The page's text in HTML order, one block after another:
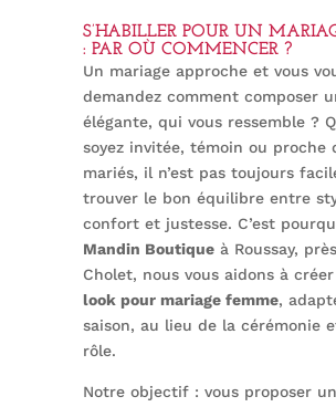
S’HABILLER POUR UN
: PAR OÙ COMMENCER ?
Un mariage approche et vous
demandez comment composer
élégante, qui vous ressemble ?
soyez invitée, témoin ou proche
mariés, il n’est pas toujours
trouver le bon équilibre entre
confort et justesse. C’est
Mandin Boutiqueà Roussay,
Cholet, nous vous aidons à
look pour mariage femme,
saison, au lieu de la cérémonie
rôle.
Notre objectif : vous proposer